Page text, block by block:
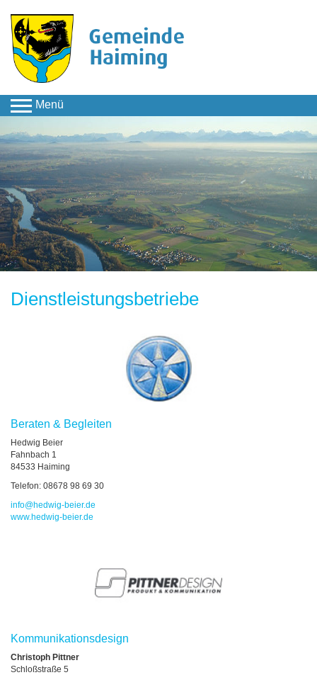
Menü
Infrastruktur
Wirtschaft Unternehmen Dienstleistungsbetriebe
Dienstleistungsbetriebe
Beraten & Begleiten
Hedwig Beier
Fahnbach 1
84533 Haiming
Telefon: 08678 98 69 30
info@hedwig-beier.de
www.hedwig-beier.de
Kommunikationsdesign
Christoph Pittner
Schloßstraße 5